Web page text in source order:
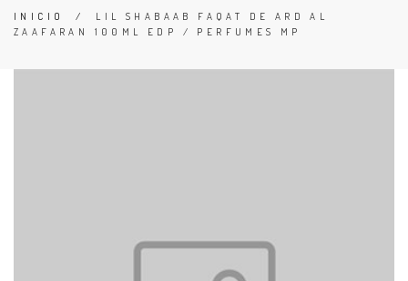
INICIO / LIL SHABAAB FAQAT DE ARD AL
ZAAFARAN 100ML EDP / PERFUMES MP